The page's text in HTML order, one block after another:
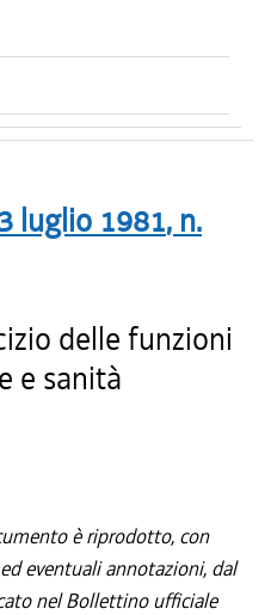
luglio 1981, n.
delle funzioni
e sanità
è riprodotto, con
eventuali annotazioni, dal
nel Bollettino ufficiale